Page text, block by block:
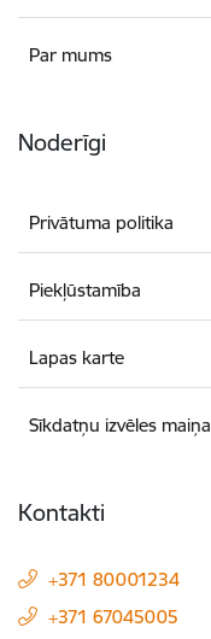
Par mums
Noderīgi
Privātuma politika
Piekļūstamība
Lapas karte
Sīkdatņu izvēles maiņa
Kontakti
+371 80001234
+371 67045005